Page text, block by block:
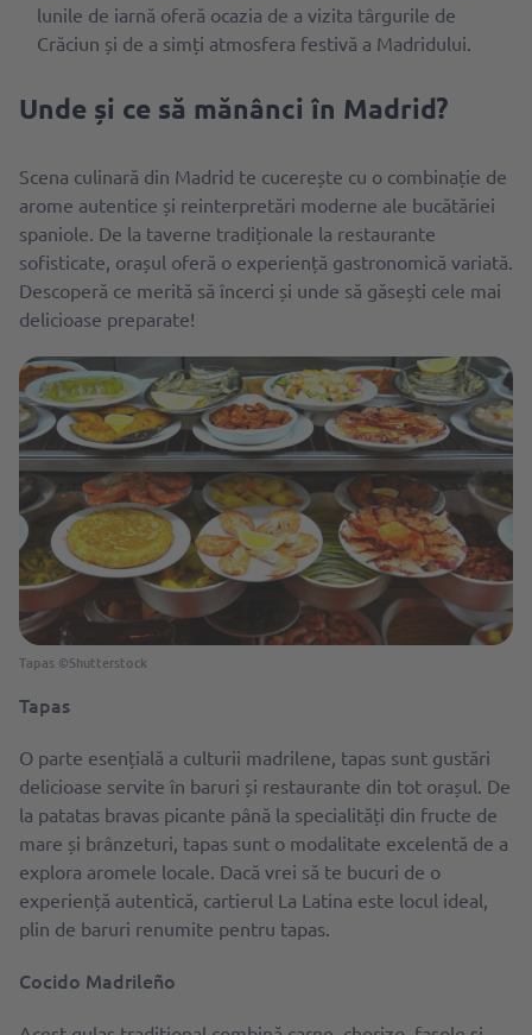
lunile de iarnă oferă ocazia de a vizita târgurile de
Crăciun și de a simți atmosfera festivă a Madridului.
Unde și ce să mănânci în Madrid?
Scena culinară din Madrid te cucerește cu o combinație de
arome autentice și reinterpretări moderne ale bucătăriei
spaniole. De la taverne tradiționale la restaurante
sofisticate, orașul oferă o experiență gastronomică variată.
Descoperă ce merită să încerci și unde să găsești cele mai
delicioase preparate!
Tapas ©Shutterstock
Tapas
O parte esențială a culturii madrilene, tapas sunt gustări
delicioase servite în baruri și restaurante din tot orașul. De
la patatas bravas picante până la specialități din fructe de
mare și brânzeturi, tapas sunt o modalitate excelentă de a
explora aromele locale. Dacă vrei să te bucuri de o
experiență autentică, cartierul La Latina este locul ideal,
plin de baruri renumite pentru tapas.
Cocido Madrileño